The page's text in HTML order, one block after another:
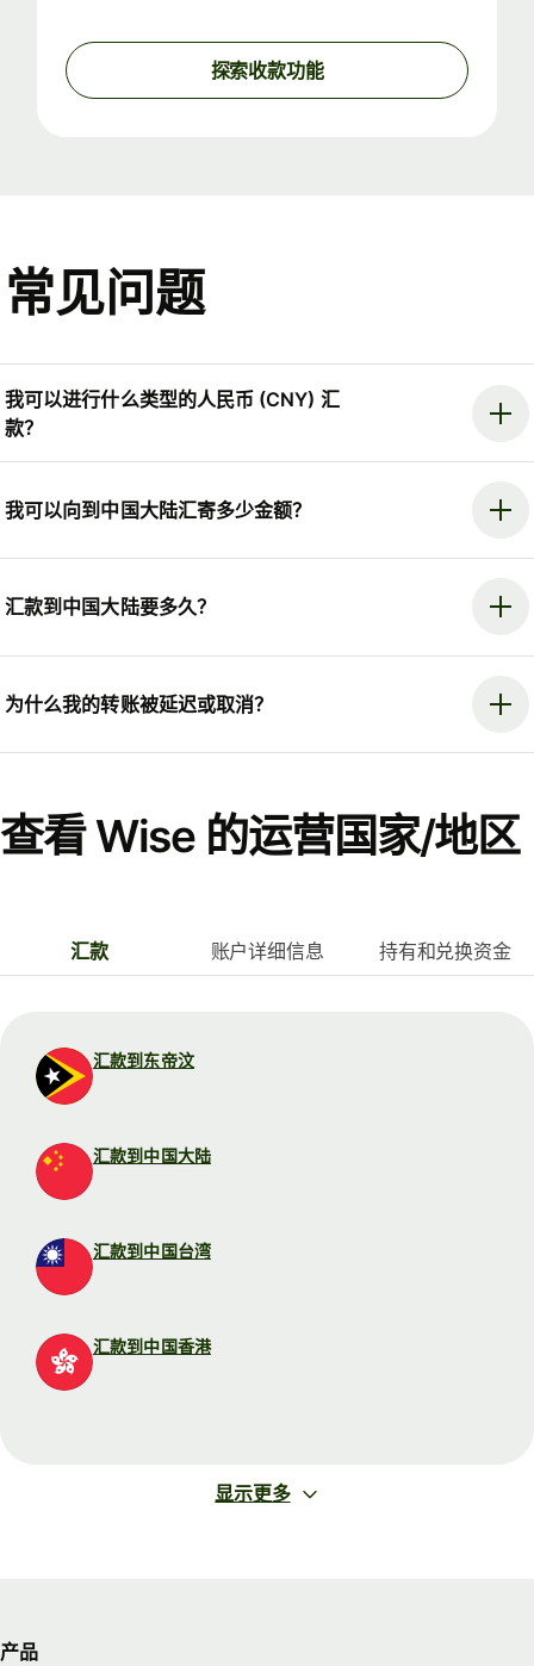
探索收款功能
常见问题
我可以进行什么类型的人民币 (CNY) 汇
款？
我可以向到中国大陆汇寄多少金额？
汇款到中国大陆要多久？
为什么我的转账被延迟或取消？
查看 Wise 的运营国家/地区
汇款 账户详细信息 持有和兑换资金
汇款到东帝汶
汇款到中国大陆
汇款到中国台湾
汇款到中国香港
显示更多
产品